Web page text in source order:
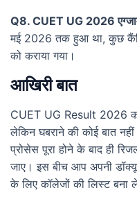
Q8. CUET UG 2026
मई 2026 तक हुआ था, कुछ
को कराया गया।
आखिरी बात
CUET UG Result 2026
लेकिन घबराने की कोई बात
प्रोसेस पूरा होने के बाद ही
जाए। इस बीच आप अपनी
के लिए कॉलेजों की लिस्ट बना